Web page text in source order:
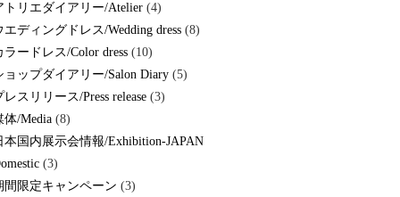
トリエダイアリー/Atelier (4)
エディングドレス/Wedding dress (8)
ラードレス/Color dress (10)
ョップダイアリー/Salon Diary (5)
レスリリース/Press release (3)
体/Media (8)
本国内展示会情報/Exhibition-JAPAN
(3)
間限定キャンペーン (3)